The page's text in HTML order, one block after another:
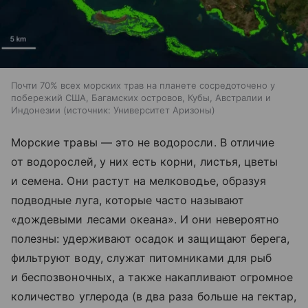
Почти 70% всех морских трав на планете сосредоточено у
побережий США, Багамских островов, Кубы, Австралии и
Индонезии
источник: Университет Аризоны
Морские травы — это не водоросли. В отличие
от водорослей, у них есть корни, листья, цветы
и семена. Они растут на мелководье, образуя
подводные луга, которые часто называют
«дождевыми лесами океана». И они невероятно
полезны: удерживают осадок и защищают берега,
фильтруют воду, служат питомниками для рыб
и беспозвоночных, а также накапливают огромное
количество углерода (в два раза больше на гектар,